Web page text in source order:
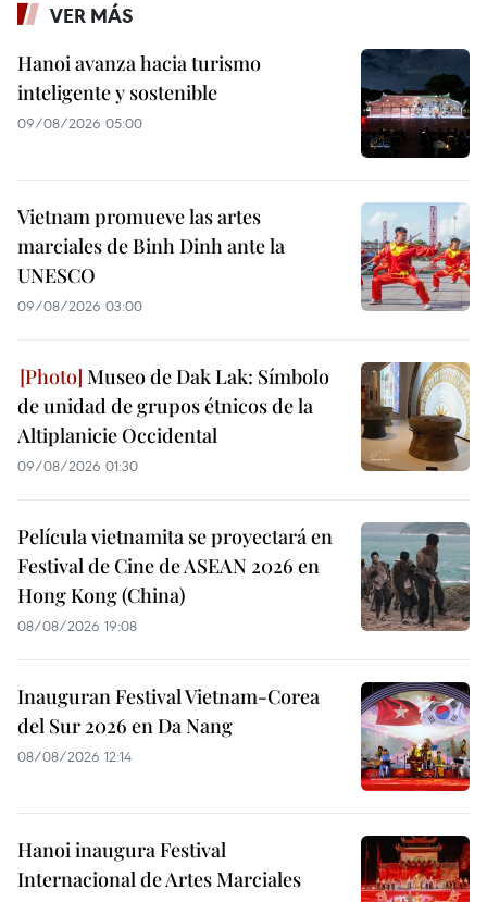
VER MÁS
Hanoi avanza hacia turismo
inteligente y sostenible
09/08/2026 05:00
Vietnam promueve las artes
marciales de Binh Dinh ante la
UNESCO
09/08/2026 03:00
Museo de Dak Lak: Símbolo
de unidad de grupos étnicos de la
Altiplanicie Occidental
09/08/2026 01:30
Película vietnamita se proyectará en
Festival de Cine de ASEAN 2026 en
Hong Kong (China)
08/08/2026 19:08
Inauguran Festival Vietnam-Corea
del Sur 2026 en Da Nang
08/08/2026 12:14
Hanoi inaugura Festival
Internacional de Artes Marciales